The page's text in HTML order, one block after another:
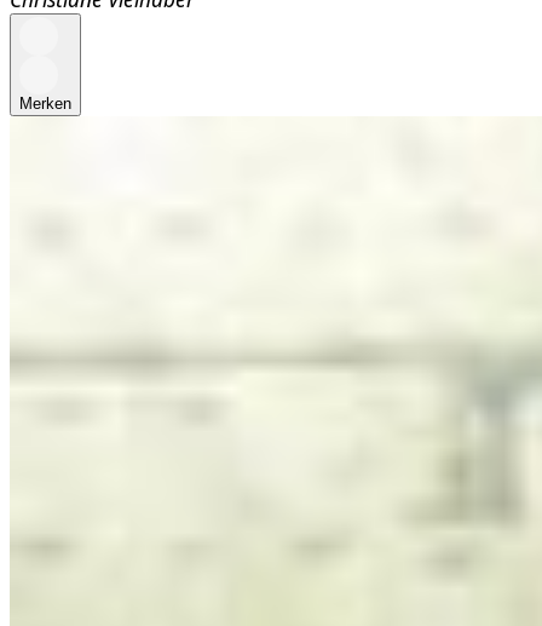
Merken